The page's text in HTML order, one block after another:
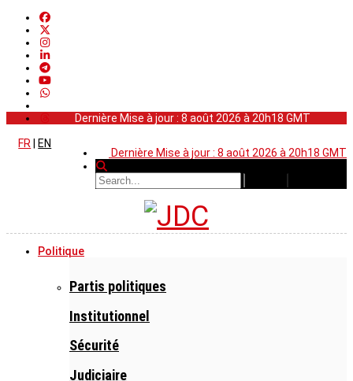
Dernière Mise à jour : 8 août 2026 à 20h18 GMT
Dernière Mise à jour : 8 août 2026 à 20h18 GMT
FR
EN
Politique
Partis politiques
Institutionnel
Sécurité
Judiciaire